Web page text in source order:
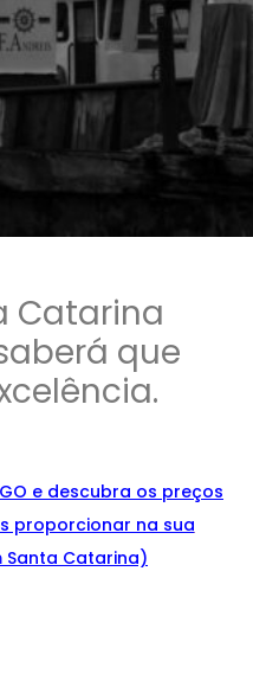
Catarina
que
e descubra os preços
proporcionar na sua
Santa Catarina)